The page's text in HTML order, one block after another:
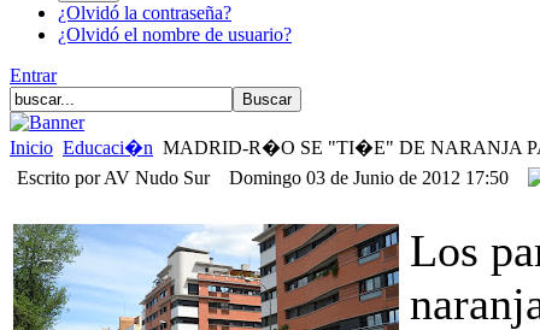
¿Olvidó la contraseña?
¿Olvidó el nombre de usuario?
Entrar
Inicio Educaci�n MADRID-R�O SE "TI�E" DE NARANJA
Escrito por AV Nudo Sur
Domingo 03 de Junio de 2012 17:50
Los